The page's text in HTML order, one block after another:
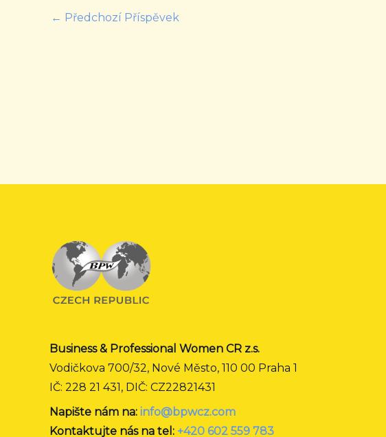
← Předchozí Příspěvek
Business & Professional Women CR z.s.
Vodičkova 700/32, Nové Město, 110 00 Praha 1
IČ: 228 21 431, DIČ: CZ22821431
Napište nám na: info@bpwcz.com
Kontaktujte nás na tel: +420 602 559 783